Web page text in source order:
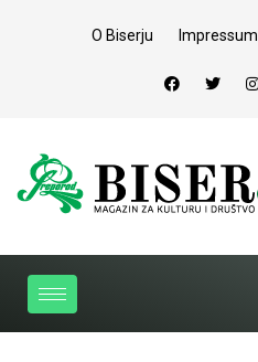
O Biserju Impressum